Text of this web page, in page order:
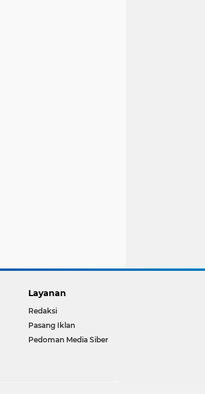
Layanan
Redaksi
Pasang Iklan
Pedoman Media Siber